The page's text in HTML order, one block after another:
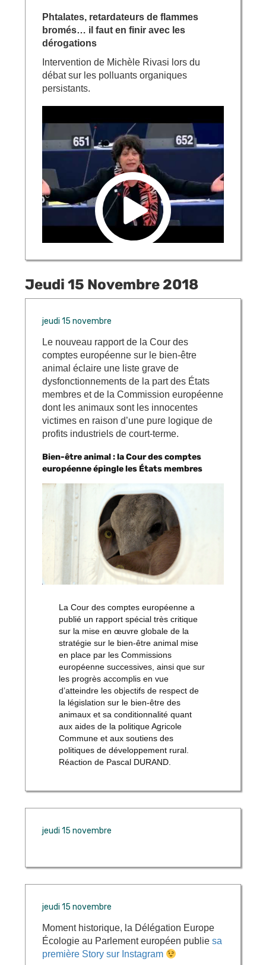
Phtalates, retardateurs de flammes
bromés… il faut en finir avec les
dérogations
Intervention de Michèle Rivasi lors du
débat sur les polluants organiques
persistants.
Jeudi 15 Novembre 2018
jeudi 15 novembre
Le nouveau rapport de la Cour des
comptes européenne sur le bien-être
animal éclaire une liste grave de
dysfonctionnements de la part des États
membres et de la Commission européenne
dont les animaux sont les innocentes
victimes en raison d’une pure logique de
profits industriels de court-terme.
Bien-être animal : la Cour des comptes
européenne épingle les États membres
La Cour des comptes européenne a
publié un rapport spécial très critique
sur la mise en œuvre globale de la
stratégie sur le bien-être animal mise
en place par les Commissions
européenne successives, ainsi que sur
les progrès accomplis en vue
d’atteindre les objectifs de respect de
la législation sur le bien-être des
animaux et sa conditionnalité quant
aux aides de la politique Agricole
Commune et aux soutiens des
politiques de développement rural.
Réaction de Pascal DURAND.
jeudi 15 novembre
jeudi 15 novembre
Moment historique, la Délégation Europe
Écologie au Parlement européen publie sa
première Story sur Instagram